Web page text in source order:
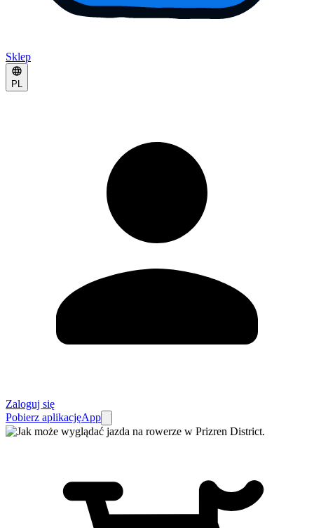
Sklep
PL
Zaloguj się
Pobierz aplikacjęApp